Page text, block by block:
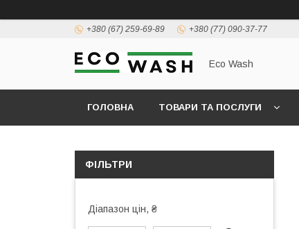
+380 (67) 259-69-89 +380 (77) 090-37-77
Eco Wash
ГОЛОВНА ТОВАРИ ТА ПОСЛУГИ
ФІЛЬТРИ
Діапазон цін, ₴